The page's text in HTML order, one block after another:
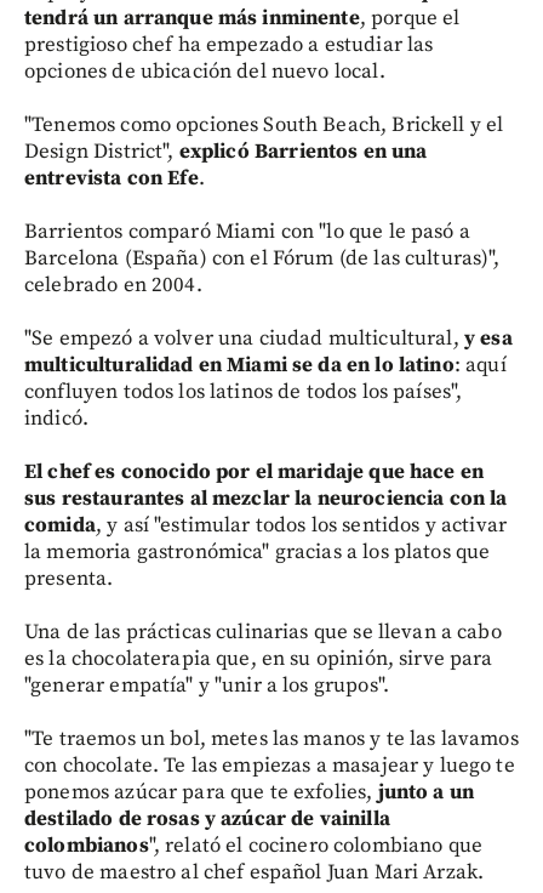
tendrá un arranque más inminente, porque el
prestigioso chef ha empezado a estudiar las
opciones de ubicación del nuevo local.
"Tenemos como opciones South Beach, Brickell y el
Design District", explicó Barrientos en una
entrevista con Efe.
Barrientos comparó Miami con "lo que le pasó a
Barcelona (España) con el Fórum (de las culturas)",
celebrado en 2004.
"Se empezó a volver una ciudad multicultural, y esa
multiculturalidad en Miami se da en lo latino: aquí
confluyen todos los latinos de todos los países",
indicó.
El chef es conocido por el maridaje que hace en
sus restaurantes al mezclar la neurociencia con la
comida, y así "estimular todos los sentidos y activar
la memoria gastronómica" gracias a los platos que
presenta.
Una de las prácticas culinarias que se llevan a cabo
es la chocolaterapia que, en su opinión, sirve para
"generar empatía" y "unir a los grupos".
"Te traemos un bol, metes las manos y te las lavamos
con chocolate. Te las empiezas a masajear y luego te
ponemos azúcar para que te exfolies, junto a un
destilado de rosas y azúcar de vainilla
colombianos", relató el cocinero colombiano que
tuvo de maestro al chef español Juan Mari Arzak.